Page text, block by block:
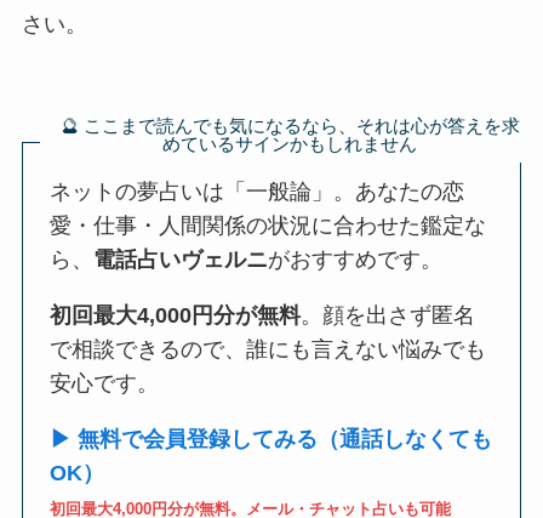
さい。
🔮 ここまで読んでも気になるなら、それは心が答えを求
めているサインかもしれません
ネットの夢占いは「一般論」。あなたの恋
愛・仕事・人間関係の状況に合わせた鑑定な
ら、 電話占いヴェルニがおすすめです。
初回最大4,000円分が無料。顔を出さず匿名
で相談できるので、誰にも言えない悩みでも
安心です。
▶ 無料で会員登録してみる（通話しなくても
OK）
初回最大4,000円分が無料。メール・チャット占いも可能